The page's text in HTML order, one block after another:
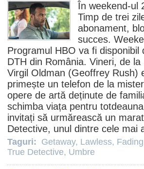
În weekend-ul
Timp de trei
abonament,
succes.
Programul HBO va fi
DTH din România. Vineri, de
Virgil Oldman (Geoffrey
primește un telefon de la
opere de artă deținute de
schimba viața pentru
invitați să urmărească un
Detective, unul dintre cele mai
Taguri: Getaway, Lawless,
True Detective, Umbre